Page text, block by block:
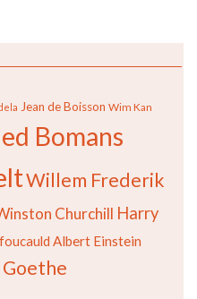
Jean de Boisson Wim Kan
Bomans
Willem Frederik
Churchill Harry
Albert Einstein